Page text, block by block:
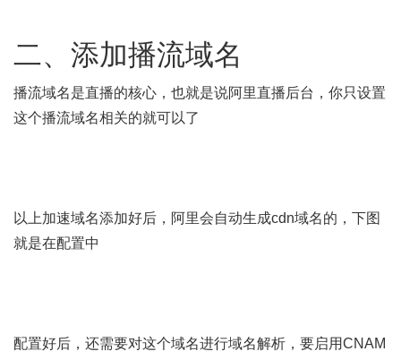
二、添加播流域名
播流域名是直播的核心，也就是说阿里直播后台，你只设置
这个播流域名相关的就可以了
以上加速域名添加好后，阿里会自动生成cdn域名的，下图
就是在配置中
配置好后，还需要对这个域名进行域名解析，要启用CNAM